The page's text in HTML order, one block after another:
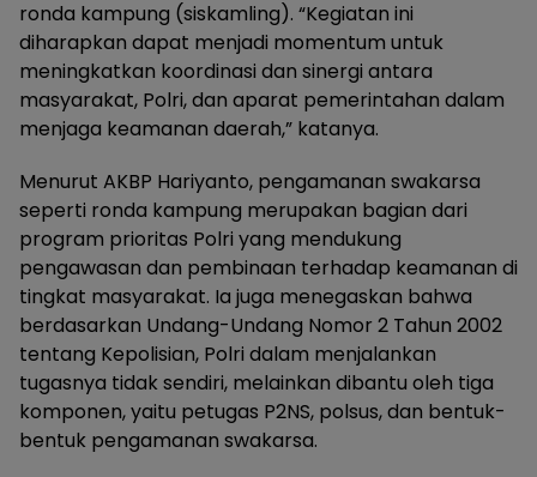
ronda kampung (siskamling). “Kegiatan ini
diharapkan dapat menjadi momentum untuk
meningkatkan koordinasi dan sinergi antara
masyarakat, Polri, dan aparat pemerintahan dalam
menjaga keamanan daerah,” katanya.
Menurut AKBP Hariyanto, pengamanan swakarsa
seperti ronda kampung merupakan bagian dari
program prioritas Polri yang mendukung
pengawasan dan pembinaan terhadap keamanan di
tingkat masyarakat. Ia juga menegaskan bahwa
berdasarkan Undang-Undang Nomor 2 Tahun 2002
tentang Kepolisian, Polri dalam menjalankan
tugasnya tidak sendiri, melainkan dibantu oleh tiga
komponen, yaitu petugas P2NS, polsus, dan bentuk-
bentuk pengamanan swakarsa.